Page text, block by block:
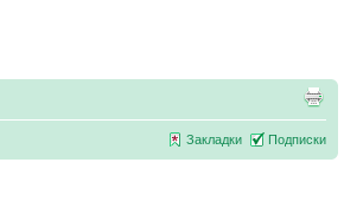
Закладки Подписки